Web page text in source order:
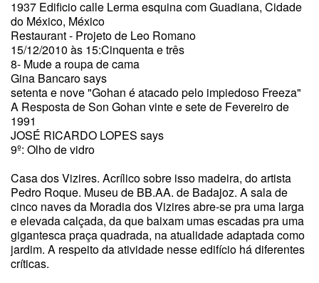
1937 Edificio calle Lerma esquina com Guadiana, Cidade
do México, México
Restaurant - Projeto de Leo Romano
15/12/2010 às 15:Cinquenta e três
8- Mude a roupa de cama
Gina Bancaro says
setenta e nove "Gohan é atacado pelo impiedoso Freeza"
A Resposta de Son Gohan vinte e sete de Fevereiro de
1991
JOSÉ RICARDO LOPES says
9º: Olho de vidro
Casa dos Vizires. Acrílico sobre isso madeira, do artista
Pedro Roque. Museu de BB.AA. de Badajoz. A sala de
cinco naves da Moradia dos Vizires abre-se pra uma larga
e elevada calçada, da que baixam umas escadas pra uma
gigantesca praça quadrada, na atualidade adaptada como
jardim. A respeito da atividade nesse edifício há diferentes
críticas.